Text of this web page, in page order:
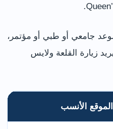
جامعي أو طبي أو مؤتمر،
زيارة القلعة ولايس
الموقع الأنسب